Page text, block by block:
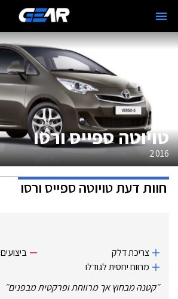
טויוטה ספייס ורסו
2016
חוות דעתטויוטה ספייס ורסו
צריכת דלק
מרווח יחסית לגודלו
ביצועים
״קטנה מבחוץ אך מרווחת ופרקטית מבפנים״